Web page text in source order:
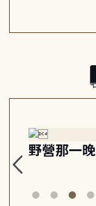
野營那一晚